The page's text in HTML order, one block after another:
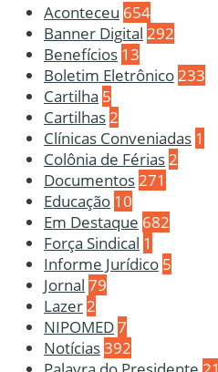
Aconteceu 654
Banner Digital 292
Benefícios 13
Boletim Eletrônico 233
Cartilha 5
Cartilhas 2
Clínicas Conveniadas 1
Colônia de Férias 2
Documentos 271
Educação 10
Em Destaque 682
Força Sindical 1
Informe Jurídico 5
Jornal 79
Lazer 2
NIPOMED7
Notícias392